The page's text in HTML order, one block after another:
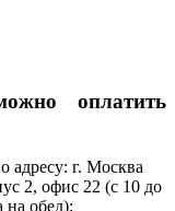
оплатить
адресу: г. Москва
2, офис 22 (с 10 до
на обед);